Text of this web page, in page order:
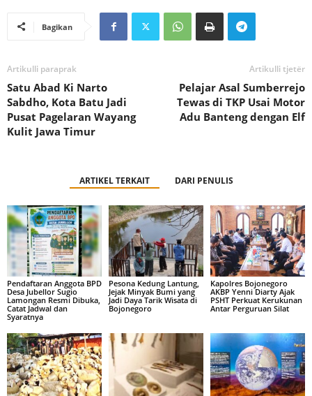
Bagikan
Artikulli paraprak
Satu Abad Ki Narto
Sabdho, Kota Batu Jadi
Pusat Pagelaran Wayang
Kulit Jawa Timur
Artikulli tjetër
Pelajar Asal Sumberrejo
Tewas di TKP Usai Motor
Adu Banteng dengan Elf
ARTIKEL TERKAIT DARI PENULIS
Pendaftaran Anggota BPD
Desa Jubellor Sugio
Lamongan Resmi Dibuka,
Catat Jadwal dan
Syaratnya
Pesona Kedung Lantung,
Jejak Minyak Bumi yang
Jadi Daya Tarik Wisata di
Bojonegoro
Kapolres Bojonegoro
AKBP Yenni Diarty Ajak
PSHT Perkuat Kerukunan
Antar Perguruan Silat